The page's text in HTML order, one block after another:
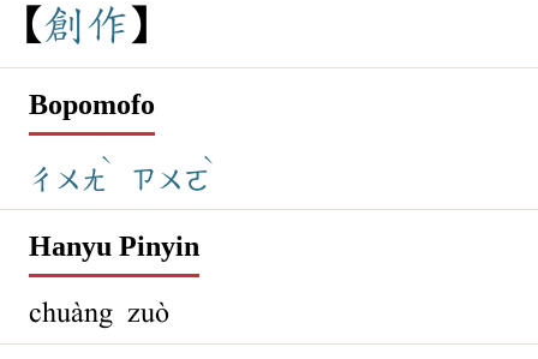
創作
Bopomofo
ㄔㄨㄤ
ˋ
ㄗㄨㄛ
ˋ
Hanyu Pinyin
chuàng zuò